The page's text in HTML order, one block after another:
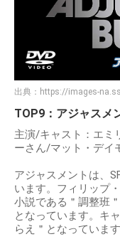
出典： https://images-
TOP9：アジャスメ
主演/キャスト：エミ
ーさん/マット・デイ
アジャスメントは、
います。フィリップ
小説である＂調整班
となっています。キ
らえ＂となっています